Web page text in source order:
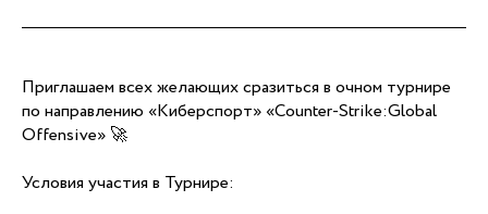
Приглашаем всех желающих сразиться в очном турнире
по направлению «Киберспорт» «Counter-Strike:Global
Offensive» 🚀
Условия участия в Турнире: